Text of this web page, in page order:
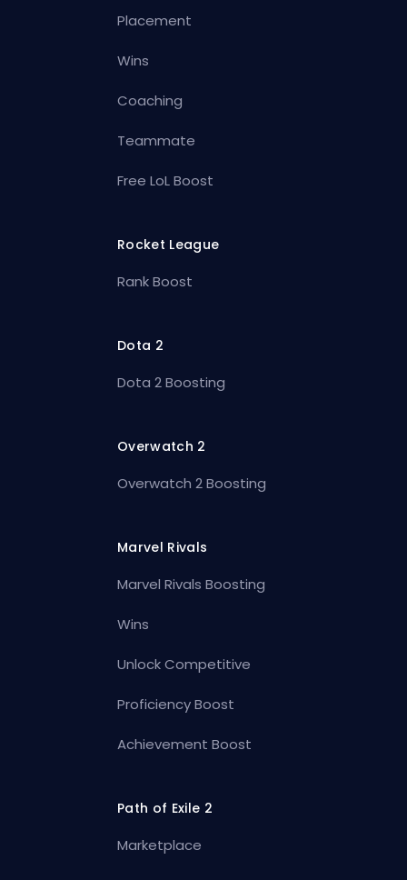
Placement
Wins
Coaching
Teammate
Free LoL Boost
Rocket League
Rank Boost
Dota 2
Dota 2 Boosting
Overwatch 2
Overwatch 2 Boosting
Marvel Rivals
Marvel Rivals Boosting
Wins
Unlock Competitive
Proficiency Boost
Achievement Boost
Path of Exile 2
Marketplace